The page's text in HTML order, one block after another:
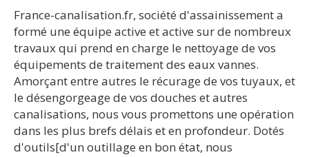
France-canalisation.fr, société d'assainissement a
formé une équipe active et active sur de nombreux
travaux qui prend en charge le nettoyage de vos
équipements de traitement des eaux vannes.
Amorçant entre autres le récurage de vos tuyaux, et
le désengorgeage de vos douches et autres
canalisations, nous vous promettons une opération
dans les plus brefs délais et en profondeur. Dotés
d'outils[d'un outillage en bon état, nous